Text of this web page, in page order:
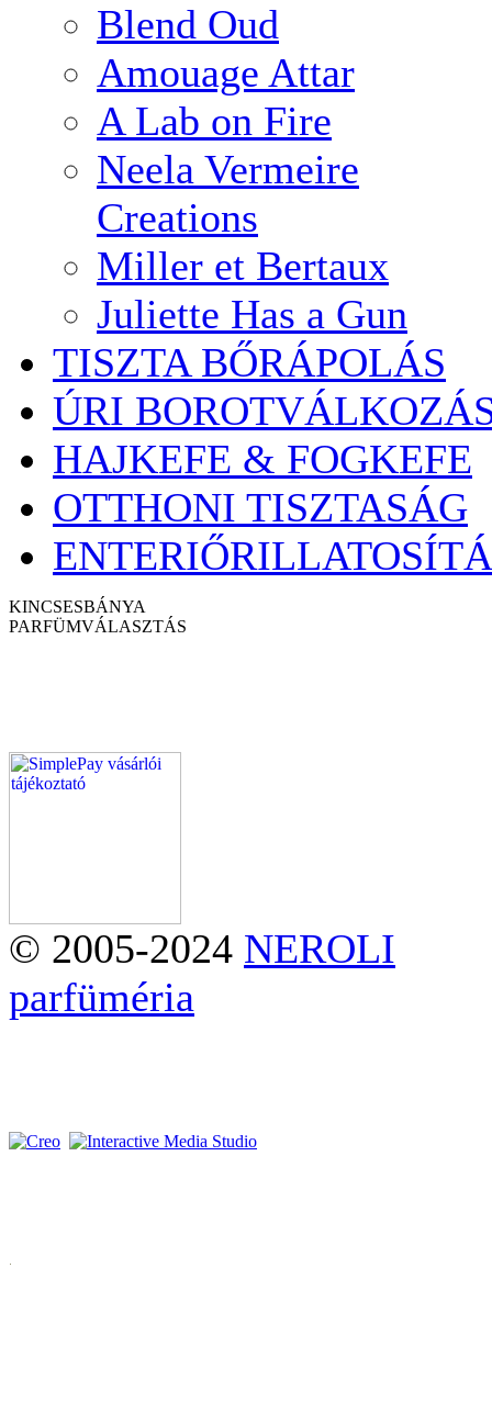
Blend Oud
Amouage Attar
A Lab on Fire
Neela Vermeire
Creations
Miller et Bertaux
Juliette Has a Gun
TISZTA BŐRÁPOLÁS
ÚRI
HAJKEFE & FOGKEFE
OTTHONI TISZTASÁG
KINCSESBÁNYA
PARFÜMVÁLASZTÁS
© 2005-2024 NEROLI
parfüméria